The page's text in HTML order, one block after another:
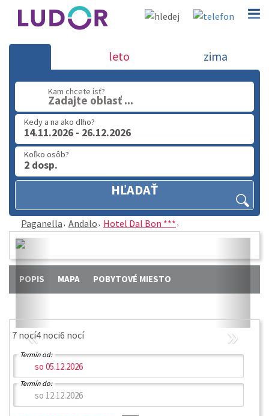
Hotel Dal Bon *** - Andalo -
02 2063 3182
leto zima
Kam chcete ísť?
Zadajte oblasť ...
Kedy a na ako dlho?
14.11.2026 - 26.12.2026
Koľko osôb?
2 dosp.
HĽADAŤ
Paganella Andalo Hotel Dal Bon ***
« »
POPIS MAPA POBYTOVÉ MIESTO
7 nocí4 noci6 nocí
Termín od:
Termín do: